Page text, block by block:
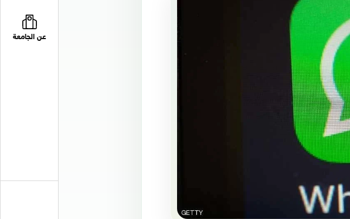
عن الجامعة